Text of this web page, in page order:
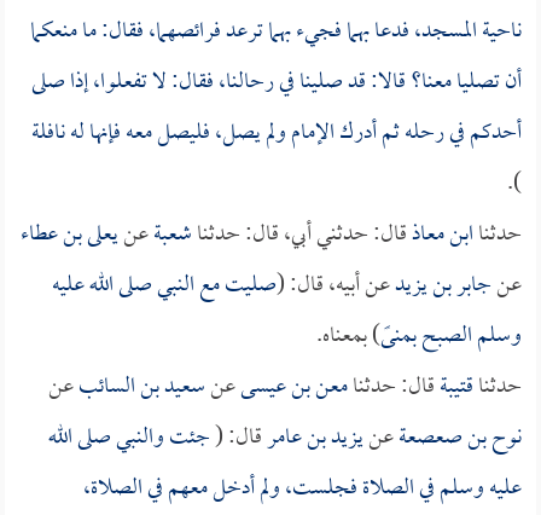
ناحية المسجد، فدعا بهما فجيء بهما ترعد فرائصهما، فقال: ما منعكما
أن تصليا معنا؟ قالا: قد صلينا في رحالنا، فقال: لا تفعلوا، إذا صلى
أحدكم في رحله ثم أدرك الإمام ولم يصل، فليصل معه فإنها له نافلة
).
حدثناابن معاذقال: حدثني أبي، قال: حدثناشعبةعنيعلى بن عطاء
عنجابر بن يزيدعن أبيه، قال: (صليت مع النبي صلى الله عليه
وسلم الصبح بمنىً) بمعناه.
حدثناقتيبةقال: حدثنامعن بن عيسىعنسعيد بن السائبعن
نوح بن صعصعةعنيزيد بن عامرقال: (جئت والنبي صلى الله
عليه وسلم في الصلاة فجلست، ولم أدخل معهم في الصلاة،